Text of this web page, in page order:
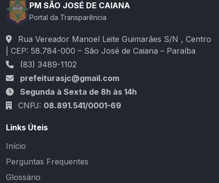
PM SÃO JOSÉ DE CAIANA
Portal da Transparência
Rua Vereador Manoel Leite Guimarães S/N , Centro
| CEP: 58.784-000 – São José de Caiana – Paraíba
(83) 3489-1102
prefeiturasjc@gmail.com
Segunda à Sexta de 8h às 14h
CNPJ: 08.891.541/0001-69
Links Úteis
Início
Perguntas Frequentes
Glossário